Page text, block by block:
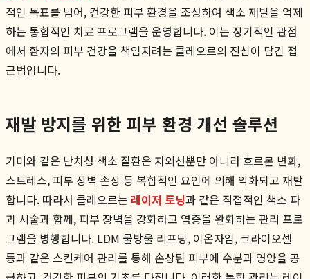
적인 목표를 넘어, 건강한 피부 환경을 조성하여 색소 재발을 억제
하는 통합적인 치료 프로그램을 운영합니다. 이는 장기적인 관점
에서 환자의 피부 건강을 책임지려는 클레오르의 진심이 담긴 접
근법입니다.
재발 방지를 위한 피부 환경 개선 솔루션
기미와 같은 난치성 색소 질환은 자외선뿐만 아니라 호르몬 변화,
스트레스, 피부 장벽 손상 등 복합적인 요인에 의해 악화되고 재발
합니다. 따라서 클레오르는 레이저 토닝과 같은 직접적인 색소 파
괴 시술과 함께, 피부 장벽을 강화하고 염증을 완화하는 관리 프로
그램을 병행합니다. LDM 물방울 리프팅, 이온자임, 크라이오셀
등과 같은 스킨케어 관리를 통해 손상된 피부에 수분과 영양을 공